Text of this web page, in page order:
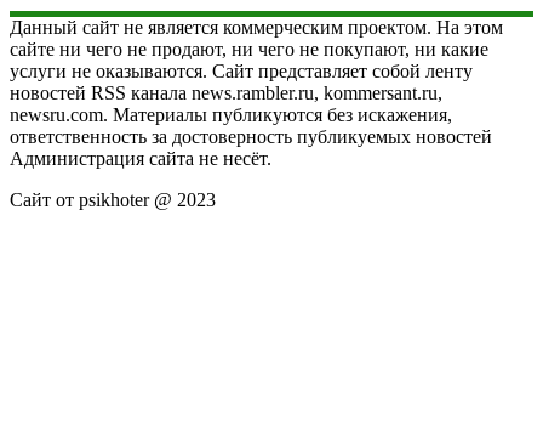
Данный сайт не является коммерческим проектом. На этом
сайте ни чего не продают, ни чего не покупают, ни какие
услуги не оказываются. Сайт представляет собой ленту
новостей RSS канала news.rambler.ru, kommersant.ru,
newsru.com. Материалы публикуются без искажения,
ответственность за достоверность публикуемых новостей
Администрация сайта не несёт.
Сайт от psikhoter @ 2023